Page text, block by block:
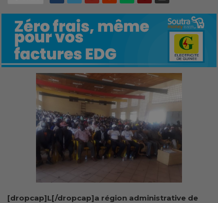
[dropcap]L[/dropcap]a région administrative de